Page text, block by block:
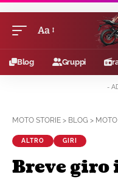
Aa
Blog Gruppi
-
MOTO STORIE > BLOG > MOTO
ALTRO GIRI
Breve giro